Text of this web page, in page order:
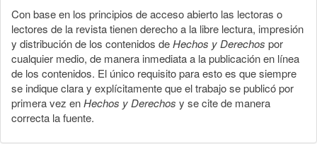
Con base en los principios de acceso abierto las lectoras o
lectores de la revista tienen derecho a la libre lectura, impresión
y distribución de los contenidos deHechos y Derechos por
cualquier medio, de manera inmediata a la publicación en línea
de los contenidos. El único requisito para esto es que siempre
se indique clara y explícitamente que el trabajo se publicó por
primera vez enHechos y Derechos y se cite de manera
correcta la fuente.